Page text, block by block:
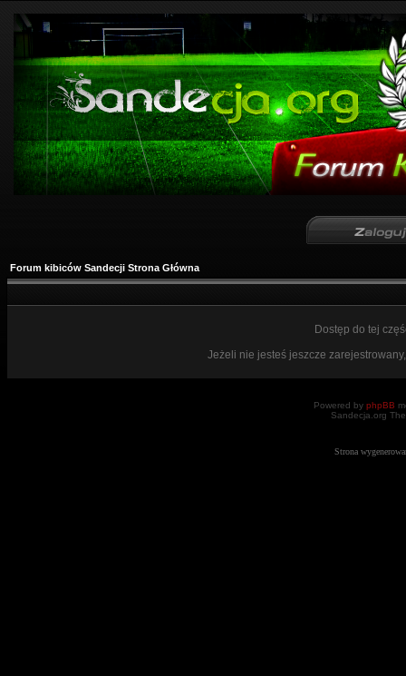
Forum kibiców Sandecji Strona Główna
Dostęp do tej
Jeżeli nie jesteś jeszcze
Powered by phpBB
Sandecja.org
Strona